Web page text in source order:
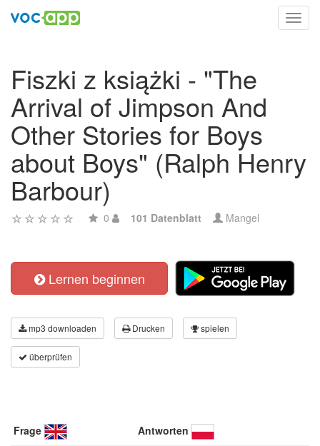
Fiszki z książki - "The
Arrival of Jimpson And
Other Stories for Boys
about Boys" (Ralph Henry
Barbour)
0 101 Datenblatt Mangel
Lernen beginnen
mp3 downloaden Drucken spielen
überprüfen
Frage Antworten